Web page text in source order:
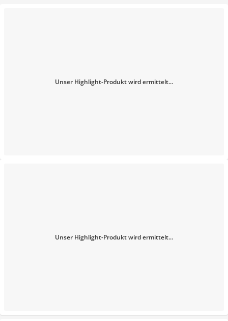
Unser Highlight-Produkt wird ermittelt...
Unser Highlight-Produkt wird ermittelt...